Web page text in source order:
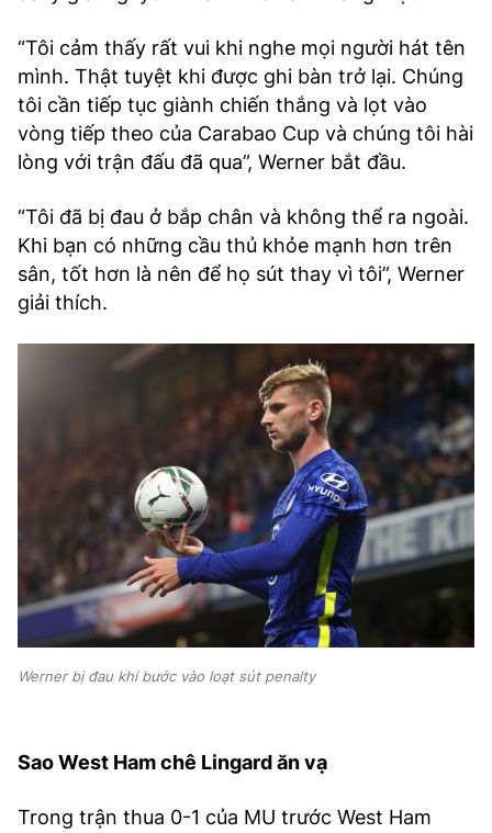
“Tôi cảm thấy rất vui khi nghe mọi người hát tên
mình. Thật tuyệt khi được ghi bàn trở lại. Chúng
tôi cần tiếp tục giành chiến thắng và lọt vào
vòng tiếp theo của Carabao Cup và chúng tôi hài
lòng với trận đấu đã qua”, Werner bắt đầu.
“Tôi đã bị đau ở bắp chân và không thể ra ngoài.
Khi bạn có những cầu thủ khỏe mạnh hơn trên
sân, tốt hơn là nên để họ sút thay vì tôi”, Werner
giải thích.
Werner bị đau khi bước vào loạt sút penalty
Sao West Ham chê Lingard ăn vạ
Trong trận thua 0-1 của MU trước West Ham